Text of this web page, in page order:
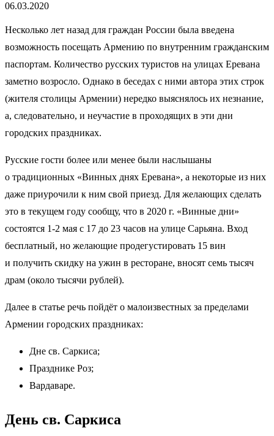
06.03.2020
Несколько лет назад для граждан России была введена
возможность посещать Армению по внутренним гражданским
паспортам. Количество русских туристов на улицах Еревана
заметно возросло. Однако в беседах с ними автора этих строк
(жителя столицы Армении) нередко выяснялось их незнание,
а, следовательно, и неучастие в проходящих в эти дни
городских праздниках.
Русские гости более или менее были наслышаны
о традиционных «Винных днях Еревана», а некоторые из них
даже приурочили к ним свой приезд. Для желающих сделать
это в текущем году сообщу, что в 2020 г. «Винные дни»
состоятся 1-2 мая с 17 до 23 часов на улице Сарьяна. Вход
бесплатный, но желающие продегустировать 15 вин
и получить скидку на ужин в ресторане, вносят семь тысяч
драм (около тысячи рублей).
Далее в статье речь пойдёт о малоизвестных за пределами
Армении городских праздниках:
Дне св. Саркиса;
Празднике Роз;
Вардаваре.
День св. Саркиса